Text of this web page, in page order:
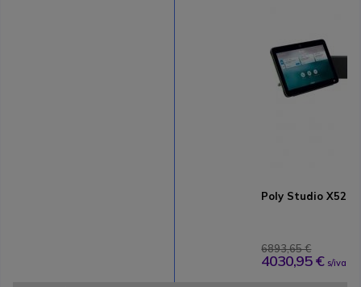
Poly Studio X52
6893,65 €
4030,95 € s/iva